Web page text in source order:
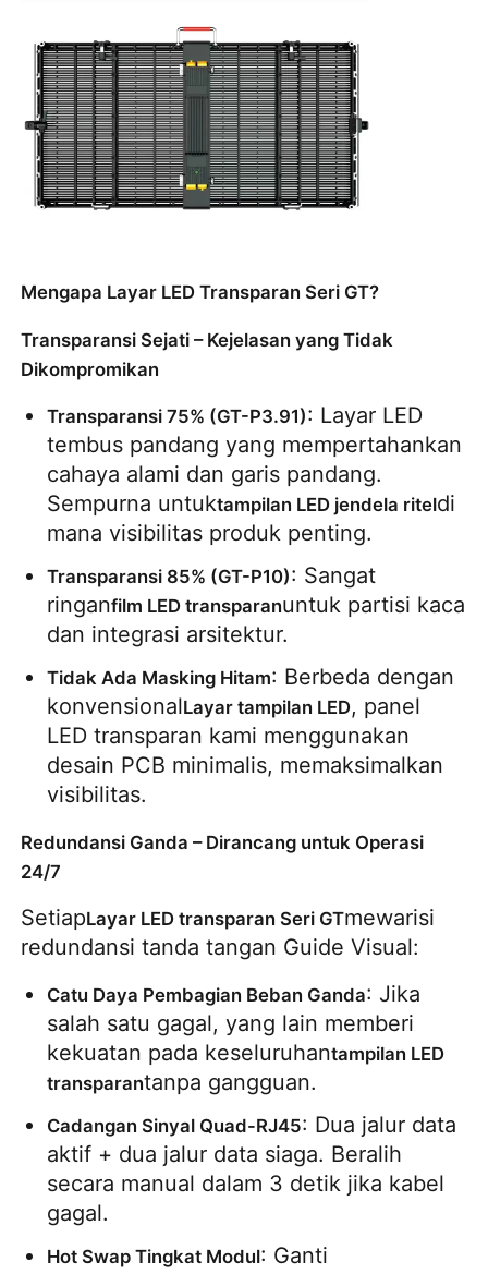
Kontrol kualitas
Hubungi Kami
Kasus
Minta Penawaran Harga
Tampilan Dinding Video LED
Layar layar LED
Sewa layar LED panggung
Dinding video LED COB
Tampilan LED transparan
SMD LED Screen
Papan Tampilan LED Luar
Mengapa Layar LED Transparan Seri GT?
Transparansi Sejati – Kejelasan yang Tidak
Dikompromikan
Transparansi 75% (GT-P3.91): Layar LED
tembus pandang yang mempertahankan
cahaya alami dan garis pandang.
Sempurna untuktampilan LED jendela riteldi
mana visibilitas produk penting.
Transparansi 85% (GT-P10): Sangat
ringanfilm LED transparanuntuk partisi kaca
dan integrasi arsitektur.
Tidak Ada Masking Hitam: Berbeda dengan
konvensionalLayar tampilan LED, panel
LED transparan kami menggunakan
desain PCB minimalis, memaksimalkan
visibilitas.
Redundansi Ganda – Dirancang untuk Operasi
24/7
SetiapLayar LED transparan Seri GTmewarisi
redundansi tanda tangan Guide Visual:
Catu Daya Pembagian Beban Ganda: Jika
salah satu gagal, yang lain memberi
kekuatan pada keseluruhantampilan LED
transparantanpa gangguan.
Cadangan Sinyal Quad-RJ45: Dua jalur data
aktif + dua jalur data siaga. Beralih
secara manual dalam 3 detik jika kabel
gagal.
Hot Swap Tingkat Modul: Ganti